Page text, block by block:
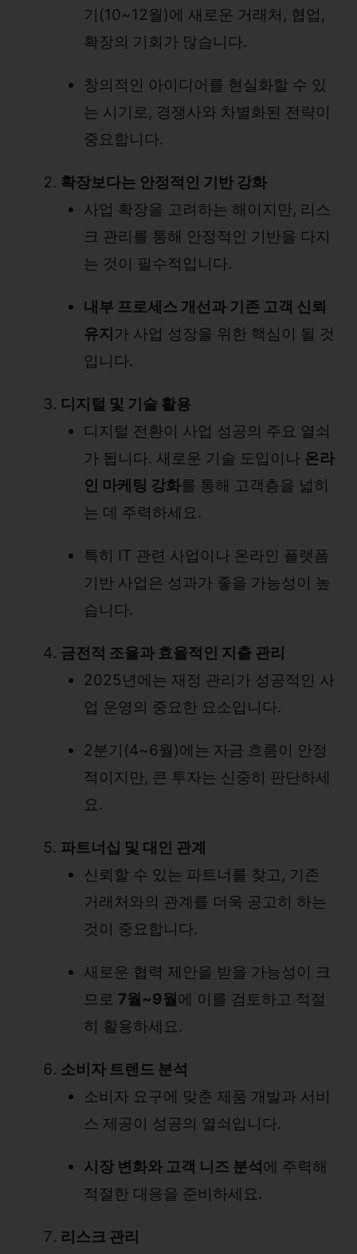
기(10~12월)에 새로운 거래처, 협업,
확장의 기회가 많습니다.
창의적인 아이디어를 현실화할 수 있
는 시기로, 경쟁사와 차별화된 전략이
중요합니다.
확장보다는 안정적인 기반 강화
사업 확장을 고려하는 해이지만, 리스
크 관리를 통해 안정적인 기반을 다지
는 것이 필수적입니다.
내부 프로세스 개선과 기존 고객 신뢰
유지가 사업 성장을 위한 핵심이 될 것
입니다.
디지털 및 기술 활용
디지털 전환이 사업 성공의 주요 열쇠
가 됩니다. 새로운 기술 도입이나 온라
인 마케팅 강화를 통해 고객층을 넓히
는 데 주력하세요.
특히 IT 관련 사업이나 온라인 플랫폼
기반 사업은 성과가 좋을 가능성이 높
습니다.
금전적 조율과 효율적인 지출 관리
2025년에는 재정 관리가 성공적인 사
업 운영의 중요한 요소입니다.
2분기(4~6월)에는 자금 흐름이 안정
적이지만, 큰 투자는 신중히 판단하세
요.
파트너십 및 대인 관계
신뢰할 수 있는 파트너를 찾고, 기존
거래처와의 관계를 더욱 공고히 하는
것이 중요합니다.
새로운 협력 제안을 받을 가능성이 크
므로 7월~9월에 이를 검토하고 적절
히 활용하세요.
소비자 트렌드 분석
소비자 요구에 맞춘 제품 개발과 서비
스 제공이 성공의 열쇠입니다.
시장 변화와 고객 니즈 분석에 주력해
적절한 대응을 준비하세요.
리스크 관리